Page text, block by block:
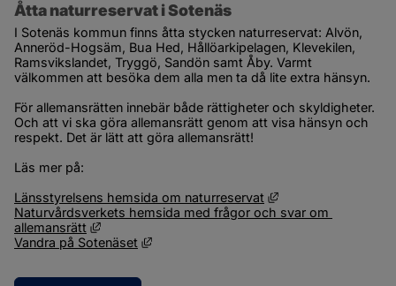
Åtta naturreservat i Sotenäs
I Sotenäs kommun finns åtta stycken naturreservat: Alvön,
Anneröd-Hogsäm, Bua Hed, Hållöarkipelagen, Klevekilen,
Ramsvikslandet, Tryggö, Sandön samt Åby. Varmt
välkommen att besöka dem alla men ta då lite extra hänsyn.
För allemansrätten innebär både rättigheter och skyldigheter.
Och att vi ska göra allemansrätt genom att visa hänsyn och
respekt. Det är lätt att göra allemansrätt!
Läs mer på:
Länsstyrelsens hemsida om naturreservat
Länk till annan
Naturvårdsverkets hemsida med frågor och svar om
allemansrätt
Länk till annan webbplats, öppnas i nytt fönster.
Vandra på Sotenäset
Länk till annan webbplats, öppnas i nytt